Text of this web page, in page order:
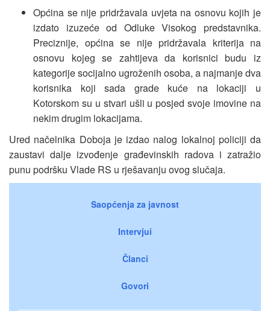
Općina se nije pridržavala uvjeta na osnovu kojih je
izdato izuzeće od Odluke Visokog predstavnika.
Preciznije, općina se nije pridržavala kriterija na
osnovu kojeg se zahtijeva da korisnici budu iz
kategorije socijalno ugroženih osoba, a najmanje dva
korisnika koji sada grade kuće na lokaciji u
Kotorskom su u stvari ušli u posjed svoje imovine na
nekim drugim lokacijama.
Ured načelnika Doboja je izdao nalog lokalnoj policiji da
zaustavi dalje izvođenje građevinskih radova i zatražio
punu podršku Vlade RS u rješavanju ovog slučaja.
Saopćenja za javnost
Intervjui
Članci
Govori